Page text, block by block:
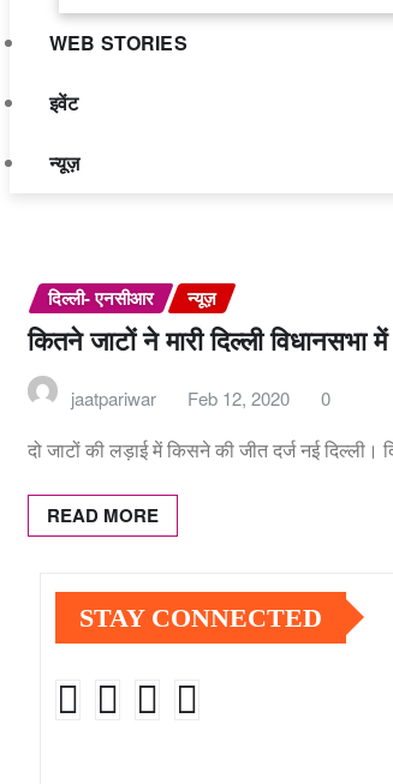
WEB STORIES
इवेंट
न्यूज़
दिल्ली- एनसीआर न्यूज़
कितने जाटों ने मारी दिल्ली विधानसभा में
jaatpariwar Feb 12, 2020 0
दो जाटों की लड़ाई में किसने की जीत दर्ज नई
READ MORE
STAY CONNECTED